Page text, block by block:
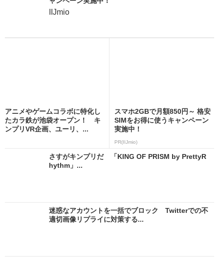
IIJmio
アニメやゲームコラボに特化し
たカラ鉄が池袋オープン！ キ
ンプリVR企画、ユーリ、...
スマホ2GBで月額850円～ 格安
SIMをお得に使うキャンペーン
実施中！
PR(IIJmio)
さすがキンプリだ 「KING OF PRISM by PrettyR
hythm」...
迷惑なアカウントを一括でブロック Twitterでの不
適切画像リプライに対策する...